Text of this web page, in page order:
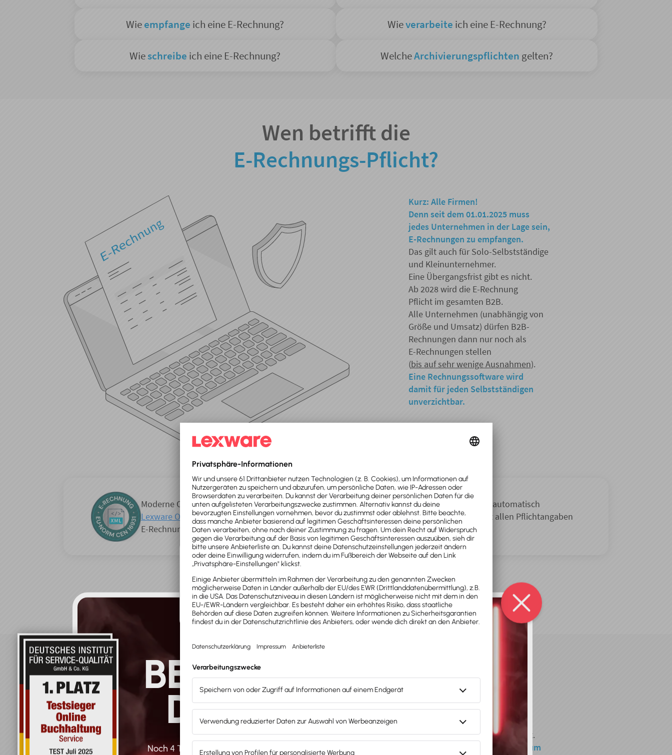
Wieempfange ich eine E-Rechnung? Wieverarbeite ich eine E-Rechnung?
Wieschreibe ich eine E-Rechnung? WelcheArchivierungspflichten gelten?
Wen betrifft die
E-Rechnungs-Pflicht?
Kurz: Alle Firmen!
Denn seit dem 01.01.2025 muss
jedes Unternehmen in der Lage sein,
E-Rechnungen zu empfangen.
Das gilt auch für Solo-Selbstständige
und Kleinunternehmer.
Eine Übergangsfrist gibt es nicht.
Ab 2028 wird die E-Rechnung
Pflicht im gesamten B2B.
Alle Unternehmen (unabhängig von
Größe und Umsatz) dürfen B2B-
Rechnungen dann nur noch als
E-Rechnungen stellen
(bis auf sehr wenige Ausnahmen).
Eine Rechnungssoftware wird
damit für jeden Selbstständigen
unverzichtbar.
Moderne Online-Buchhaltungen wie
Lexware Officebieten das Format
E-Rechnung bereits an.
Ihre Rechnungen werden automatisch
in korrekter Form und mit allen Pflichtangaben
bereitgestellt.
E-Rechnungs-Pflicht erfüllen
Was ist eine
Eine E-Rechnung stellt
Rechnungsinformationen als
strukturierte XML-Datei bereit.
Eine reine PDF-Datei ist darum
BEST
DEAL
Noch4 Tag und …